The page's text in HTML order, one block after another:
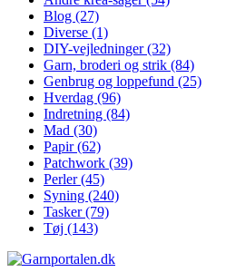
Blog (27)
Diverse (1)
DIY-vejledninger(32)
Garn, broderi og strik (84)
Genbrug og loppefund (25)
Hverdag (96)
Indretning (84)
Mad (30)
Papir(62)
Patchwork (39)
Perler(45)
Syning (240)
Tasker(79)
Tøj (143)